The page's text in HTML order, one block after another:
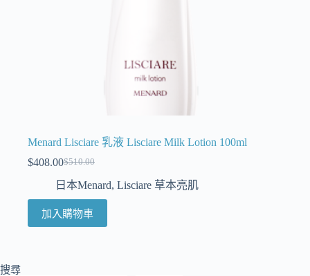
Menard Lisciare 乳液 Lisciare Milk Lotion 100ml
$510.00
$408.00
日本Menard, Lisciare 草本亮肌
加入購物車
搜尋